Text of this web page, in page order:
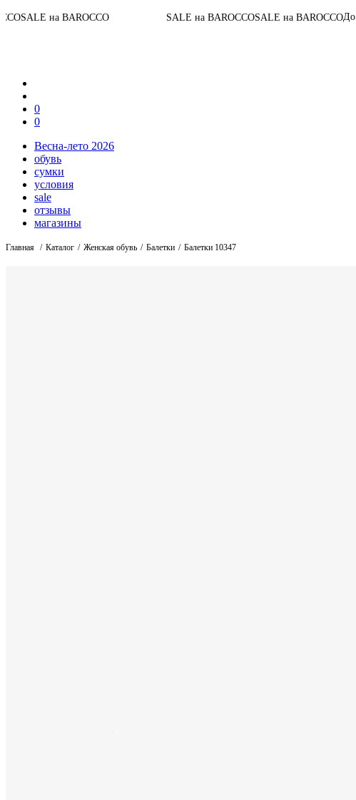
SALE на BAROCCOSALE на BAROCCOДо конца акции05:
0
0
Весна-лето 2026
обувь
сумки
условия
sale
отзывы
магазины
Главная Каталог Женская обувь Балетки Балетки 10347